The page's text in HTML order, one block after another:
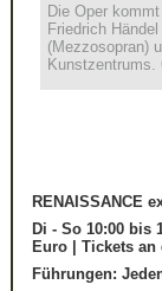
Die Oper
Friedrich
(Mezzosopran)
Kunstzentrums.
RENAISSANCE
Di - So 10:00 bis
Euro | Tickets an
Führungen: